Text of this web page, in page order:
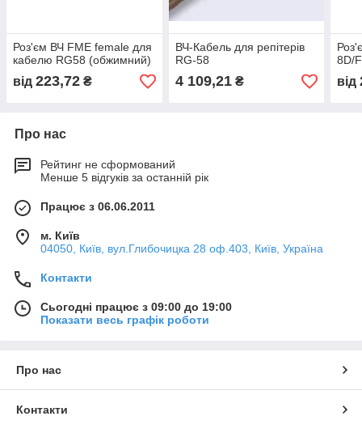
Роз'єм ВЧ FME female для
кабелю RG58 (обжимний)
від 223,72 ₴
ВЧ-Кабель для репітерів
RG-58
4 109,21₴
8D/
від
Про нас
Рейтинг не сформований
Менше 5 відгуків за останній рік
Працює з 06.06.2011
м. Київ
04050, Київ, вул.Глибочицка 28 оф.403, Київ, Україна
Контакти
Сьогодні працює з 09:00 до 19:00
Показати весь графік роботи
Про нас
Контакти